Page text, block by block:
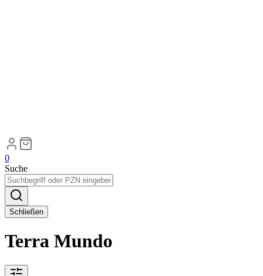
0
Suche
Schließen
Terra Mundo